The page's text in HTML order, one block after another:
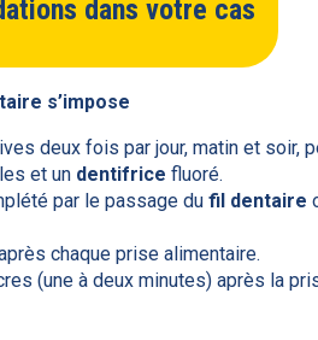
dans votre cas
s’impose
deux fois par jour, matin et soir,
et un dentifrice fluoré.
par le passage du fil dentaire
chaque prise alimentaire.
(une à deux minutes) après la